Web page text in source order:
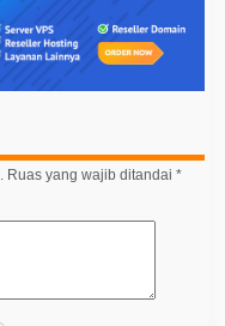
Ruas yang wajib ditandai *